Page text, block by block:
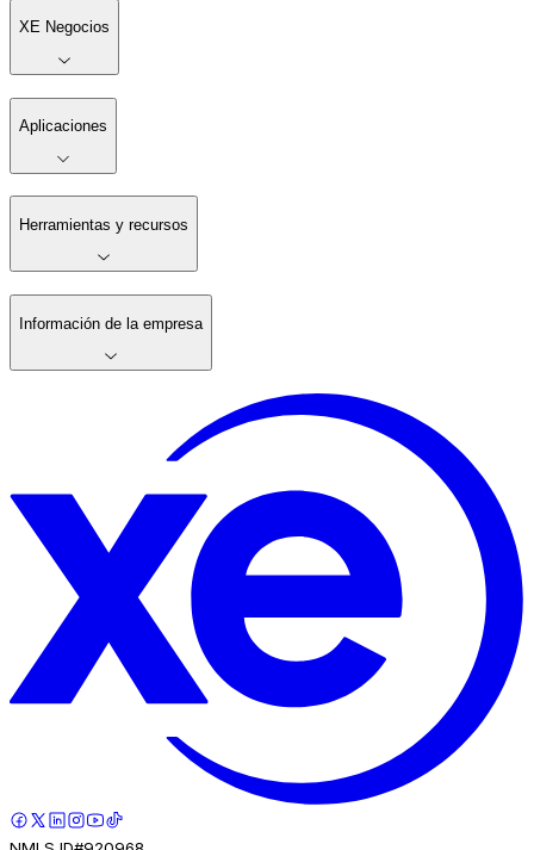
XE Negocios
Aplicaciones
Herramientas y recursos
Información de la empresa